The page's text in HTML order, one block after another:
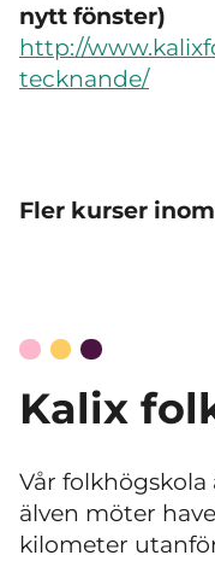
nytt fönster)
http://
tecknande/
Fler kurser
Kalix
Vår folkhögskola
älven möter
kilometer